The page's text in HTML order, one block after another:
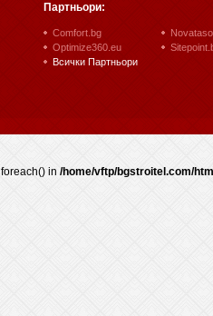
Партньори:
Comfort.bg
Optimize360.eu
Всички Партньори
in /home/vftp/bgstroitel.com/